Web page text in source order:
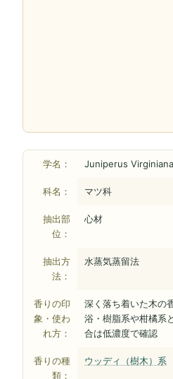
学名： Juniperus
科名： マツ科
抽出部
位：
心材
抽出方
法：
水蒸気蒸留法
香りの印
象・使わ
れ方：
深く落ち着いた木の
浴・樹脂系や柑橘系
合は低濃度で確認
香りの種
類：
ウッディ（樹木）系